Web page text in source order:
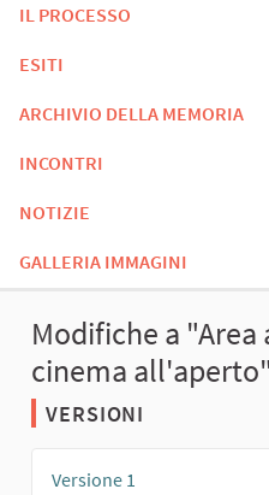
IL PROCESSO
ESITI
ARCHIVIO DELLA MEMORIA
INCONTRI
NOTIZIE
GALLERIA IMMAGINI
Modifiche a
cinema all'aperto"
VERSIONI
Versione 1